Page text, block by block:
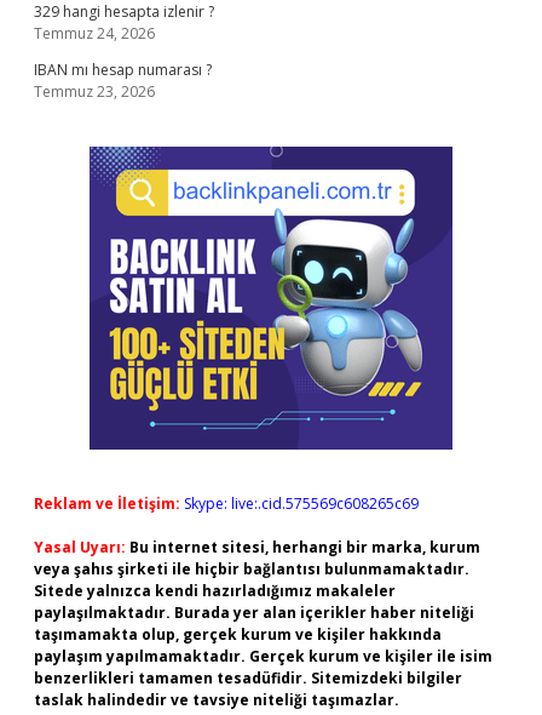
329 hangi hesapta izlenir ?
Temmuz 24, 2026
IBAN mı hesap numarası ?
Temmuz 23, 2026
Reklam ve İletişim: Skype: live:.cid.575569c608265c69
Yasal Uyarı: Bu internet sitesi, herhangi bir marka, kurum
veya şahıs şirketi ile hiçbir bağlantısı bulunmamaktadır.
Sitede yalnızca kendi hazırladığımız makaleler
paylaşılmaktadır. Burada yer alan içerikler haber niteliği
taşımamakta olup, gerçek kurum ve kişiler hakkında
paylaşım yapılmamaktadır. Gerçek kurum ve kişiler ile isim
benzerlikleri tamamen tesadüfidir. Sitemizdeki bilgiler
taslak halindedir ve tavsiye niteliği taşımazlar.